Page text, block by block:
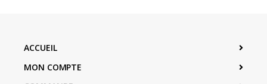
ACCUEIL
MON COMPTE